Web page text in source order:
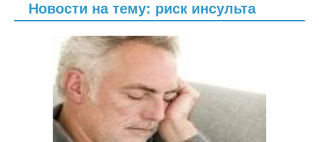
Новости на тему: риск инсульта